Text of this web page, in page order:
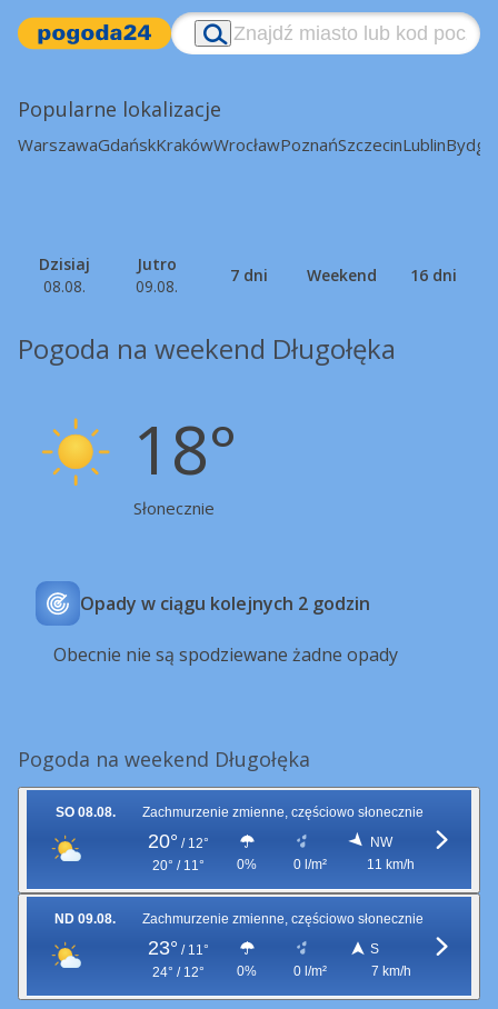
Popularne lokalizacje
WarszawaGdańskKrakówWrocławPoznańSzczecinLublin
Dzisiaj
08.08.
Jutro
09.08.
7 dni Weekend 16 dni
Pogoda na weekend Długołęka
18°
Słonecznie
Opady w ciągu kolejnych 2 godzin
Obecnie nie są spodziewane żadne opady
Pogoda na weekend Długołęka
SO 08.08. Zachmurzenie zmienne, częściowo słonecznie
20° / 12°
20° / 11°
0% 0 l/m²
NW
11 km/h
ND 09.08. Zachmurzenie zmienne, częściowo słonecznie
23° / 11°
24° / 12°
0% 0 l/m²
S
7 km/h